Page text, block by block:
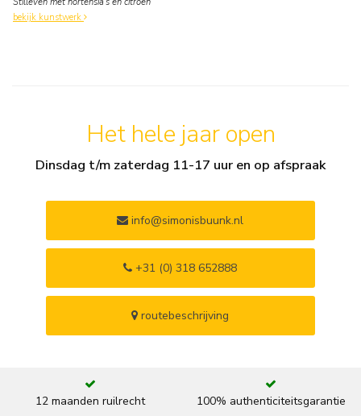
bekijk kunstwerk
Het hele jaar open
Dinsdag t/m zaterdag 11-17 uur en op afspraak
info@simonisbuunk.nl
+31 (0) 318 652888
routebeschrijving
12 maanden ruilrecht 100% authenticiteitsgarantie